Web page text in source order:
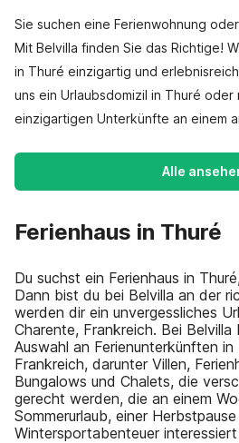
Sie suchen eine Ferienwohnung
Mit Belvilla finden Sie das Richtige!
in Thuré einzigartig und
uns ein Urlaubsdomizil in Thuré
einzigartigen Unterkünfte an einem
Alle
Ferienhaus in Thuré
Du suchst ein Ferienhaus in
Dann bist du bei Belvilla an der
werden dir ein unvergessliches
Charente, Frankreich. Bei
Auswahl an Ferienunterkünften in
Frankreich, darunter Villen,
Bungalows und Chalets, die
gerecht werden, die an einem
Sommerurlaub, einer
Wintersportabenteuer